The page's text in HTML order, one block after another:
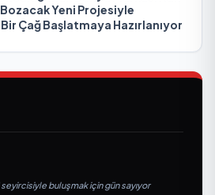
Yeni Projesiyle
Çağ Başlatmaya Hazırlanıyor
seyircisiyle buluşmak için gün sayıyor